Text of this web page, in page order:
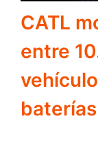
CATL
entre